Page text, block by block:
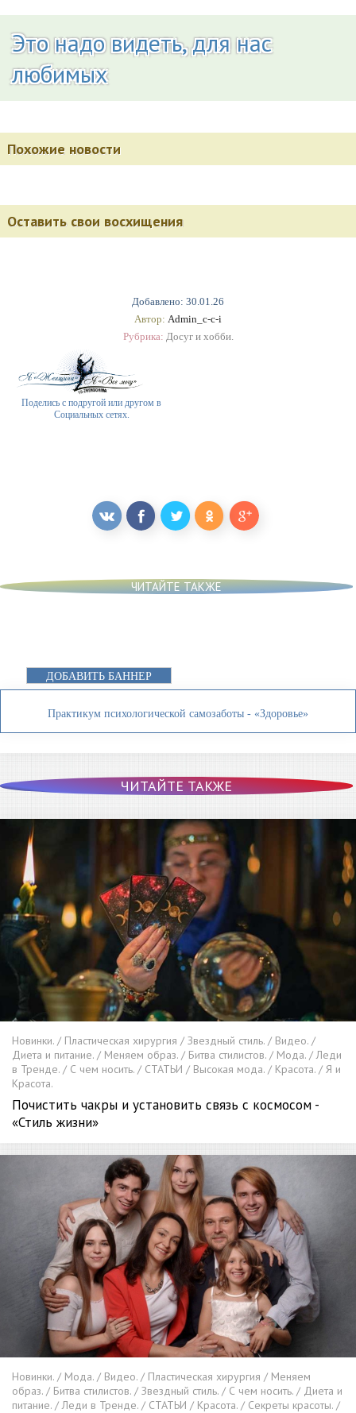
Добавлено: 30.01.26
Автор: Admin_c-c-i
Рубрика: Досуг и хобби.
Поделись с подругой или другом в
Социальных сетях.
Это надо видеть, для нас
любимых
Похожие новости
Оставить свои восхищения
ЧИТАЙТЕ ТАКЖЕ
ДОБАВИТЬ БАННЕР
Практикум психологической самозаботы - «Здоровье»
ЧИТАЙТЕ ТАКЖЕ
Новинки. / Пластическая хирургия / Звездный стиль. / Видео. /
Диета и питание. / Меняем образ. / Битва стилистов. / Мода. / Леди
в Тренде. / С чем носить. / СТАТЬИ / Высокая мода. / Красота. / Я и
Красота.
Почистить чакры и установить связь с космосом -
«Стиль жизни»
Новинки. / Мода. / Видео. / Пластическая хирургия / Меняем
образ. / Битва стилистов. / Звездный стиль. / С чем носить. / Диета и
питание. / Леди в Тренде. / СТАТЬИ / Красота. / Секреты красоты. /